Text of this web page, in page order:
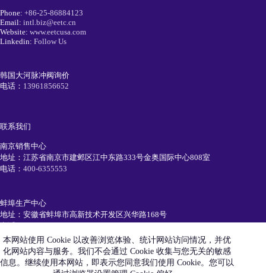
本网站使用 Cookie 以改善浏览体验、统计网站访问情况，并优
化网站内容与服务。我们不会通过 Cookie 收集与您无关的敏感
信息。继续使用本网站，即表示您同意我们使用 Cookie。您可以
Phone: +86-25-86884123
Email: intl.biz@eetc.cn
Website: www.eetcusa.com
Linkedin: Follow Us
韩国大河脉冲阀询价
电话： 13961856652
联系我们
南京销售中心
地址：江苏省南京市建邺区江中东路333号金奥国际中心808室
电话： 400-6355553
蚌埠生产中心
地址：安徽省蚌埠市高新技术开发区兴华路168号
简历投递
19105520550